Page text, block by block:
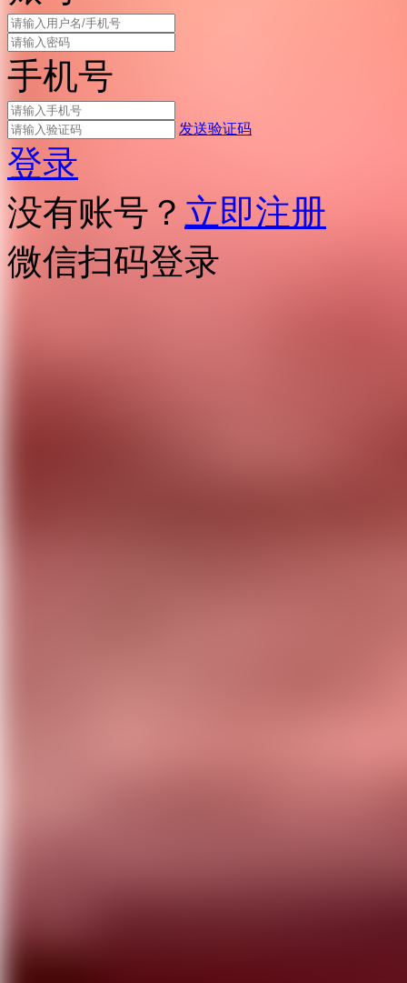
手机号
发送验证码
登录
没有账号？ 立即注册
微信扫码登录